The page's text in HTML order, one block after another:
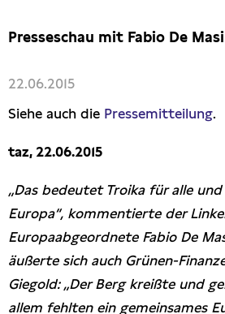
Lobbyismus
Steuern
Freihandel
Arbeit
Hamburg
Presseschau mit Fabio De
22.06.2015
Siehe auch die Pressemitteilung.
taz, 22.06.2015
„Das bedeutet Troika für alle
Europa“, kommentierte der
Europaabgeordnete Fabio De
äußerte sich auch Grünen-
Giegold: „Der Berg kreißte und
allem fehlten ein gemeinsames